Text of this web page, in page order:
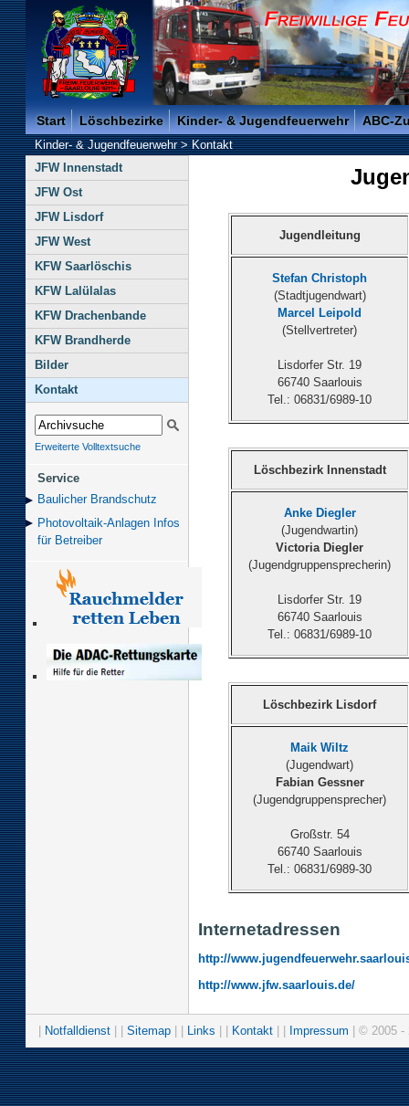
Freiwillige Feuerwehr der Kreisstadt Saarlouis -
Start Löschbezirke Kinder- & Jugendfeuerwehr ABC-
Kinder- & Jugendfeuerwehr>Kontakt
JFW Innenstadt
JFW Ost
JFW Lisdorf
JFW West
KFW Saarlöschis
KFW Lalülalas
KFW Drachenbande
KFW Brandherde
Bilder
Kontakt
Erweiterte Volltextsuche
Service
Baulicher Brand­schutz
Photovoltaik-Anlagen Infos
für Betreiber
Jugendleitung
Stefan Christoph
(Stadtjugendwart)
Marcel Leipold
(Stellvertreter)
Lisdorfer Str. 19
66740 Saarlouis
Tel.: 06831/6989-10
Löschbezirk Innenstadt
Anke Diegler
(Jugendwartin)
Victoria Diegler
(Jugendgruppensprecherin)
Lisdorfer Str. 19
66740 Saarlouis
Tel.: 06831/6989-10
Löschbezirk Lisdorf
Maik Wiltz
(Jugendwart)
Fabian Gessner
(Jugendgruppensprecher)
Großstr. 54
66740 Saarlouis
Tel.: 06831/6989-30
Internetadressen
http://
http://www.jfw.saarlouis.de/
Notfalldienst Sitemap Links Kontakt Impressum | © 2005 -